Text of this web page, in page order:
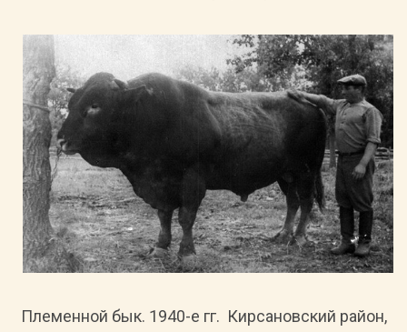
Племенной бык. 1940-е гг. Кирсановский район,